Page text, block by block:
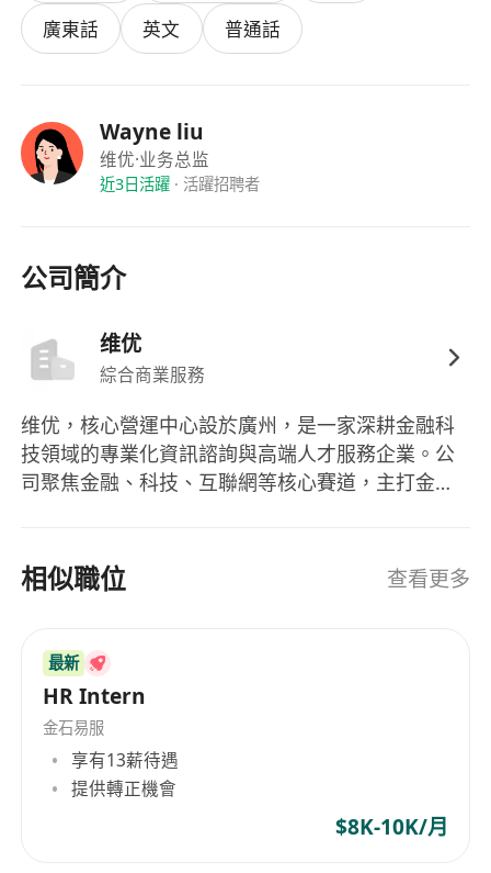
具有 香港券商/证券行业人力资源相关工作经
验，有同行业 HRBP 或薪酬管理经验者优先。
具备较强的 HRBP 能力，能够深入业务、理解业
务，并推动人力资源方案落地。
具备薪酬管理相关经验，熟悉薪酬体系、薪酬核
有较强的沟通协调能力、执行力与推动力，能够
支持快节奏业务团队。
数据支持管理判断。
责任心强，抗压能力较好，能够适应要求较高、
结果导向的工作环境。
粤语、普通话流利，英文可作为工作语言者优
先。
关经验。
同时具备
经验。
有组织优化、激励机制设计、关键岗位人才管理
经验。
廣東話
英文 普通話
Wayne liu
维优·业务总监
近3日活躍· 活躍招聘者
公司簡介
维优
綜合商業服務
维优，核心營運中心設於廣州，是一家深耕金融科
技領域的專業化資訊諮詢與高端人才服務企業。公
司聚焦金融、科技、互聯網等核心賽道，主打金融
金融機構、科創企業提供精準化、定製化的專業服
務。團隊核心成員均具備多年香港及內地金融市
融、數位金融等行業業態、崗位體系及人才標準，
能夠精準匹配企業高端人才招聘需求與職業精英發
展訴求。依託完善的行業資源網絡與成熟的服務體
系，維優立足廣州、輻射全國、聯動港澳，服務範
圍覆蓋金融科技諮詢、企業人力架構優化、中高端
人才尋訪、跨境人才對接等多個領域。公司始終秉
持專業化、精細化的服務理念，深耕金融科技垂直
相似職位 查看更多
最新
HR Intern
金石易服
享有13薪待遇
提供轉正機會
$8K-10K/月